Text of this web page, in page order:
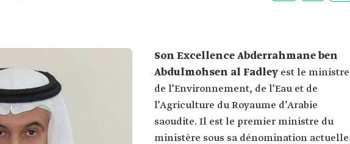
Son ExcellenceAbderrahmane ben
Abdulmohsen al Fadley est le ministre
de l’Environnement, de l’Eau et de
l’Agriculture du Royaume d’Arabie
saoudite. Il est le premier ministre du
ministère sous sa dénomination